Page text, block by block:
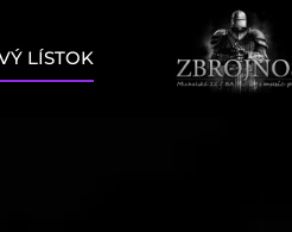
LÍSTOK